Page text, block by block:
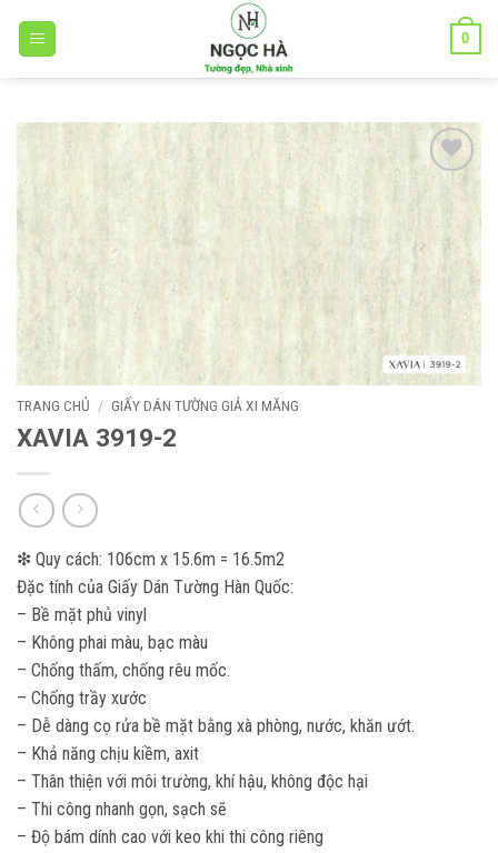
0
wishlist
TRANG CHỦ / GIẤY DÁN TƯỜNG GIẢ XI MĂNG
XAVIA 3919-2
❇ Quy cách: 106cm x 15.6m = 16.5m2
Đặc tính của Giấy Dán Tường Hàn Quốc:
– Bề mặt phủ vinyl
– Không phai màu, bạc màu
– Chống thấm, chống rêu mốc.
– Chống trầy xước
– Dễ dàng cọ rửa bề mặt bằng xà phòng, nước, khăn ướt.
– Khả năng chịu kiềm, axit
– Thân thiện với môi trường, khí hậu, không độc hại
– Thi công nhanh gọn, sạch sẽ
– Độ bám dính cao với keo khi thi công riêng